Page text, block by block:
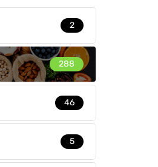
2
288
46
5